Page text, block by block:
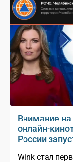
Внимание
онлайн-
России
Wink стал